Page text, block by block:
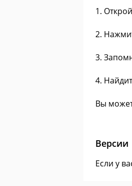
1.
2.
3.
4.
Вы
Версии
Если у